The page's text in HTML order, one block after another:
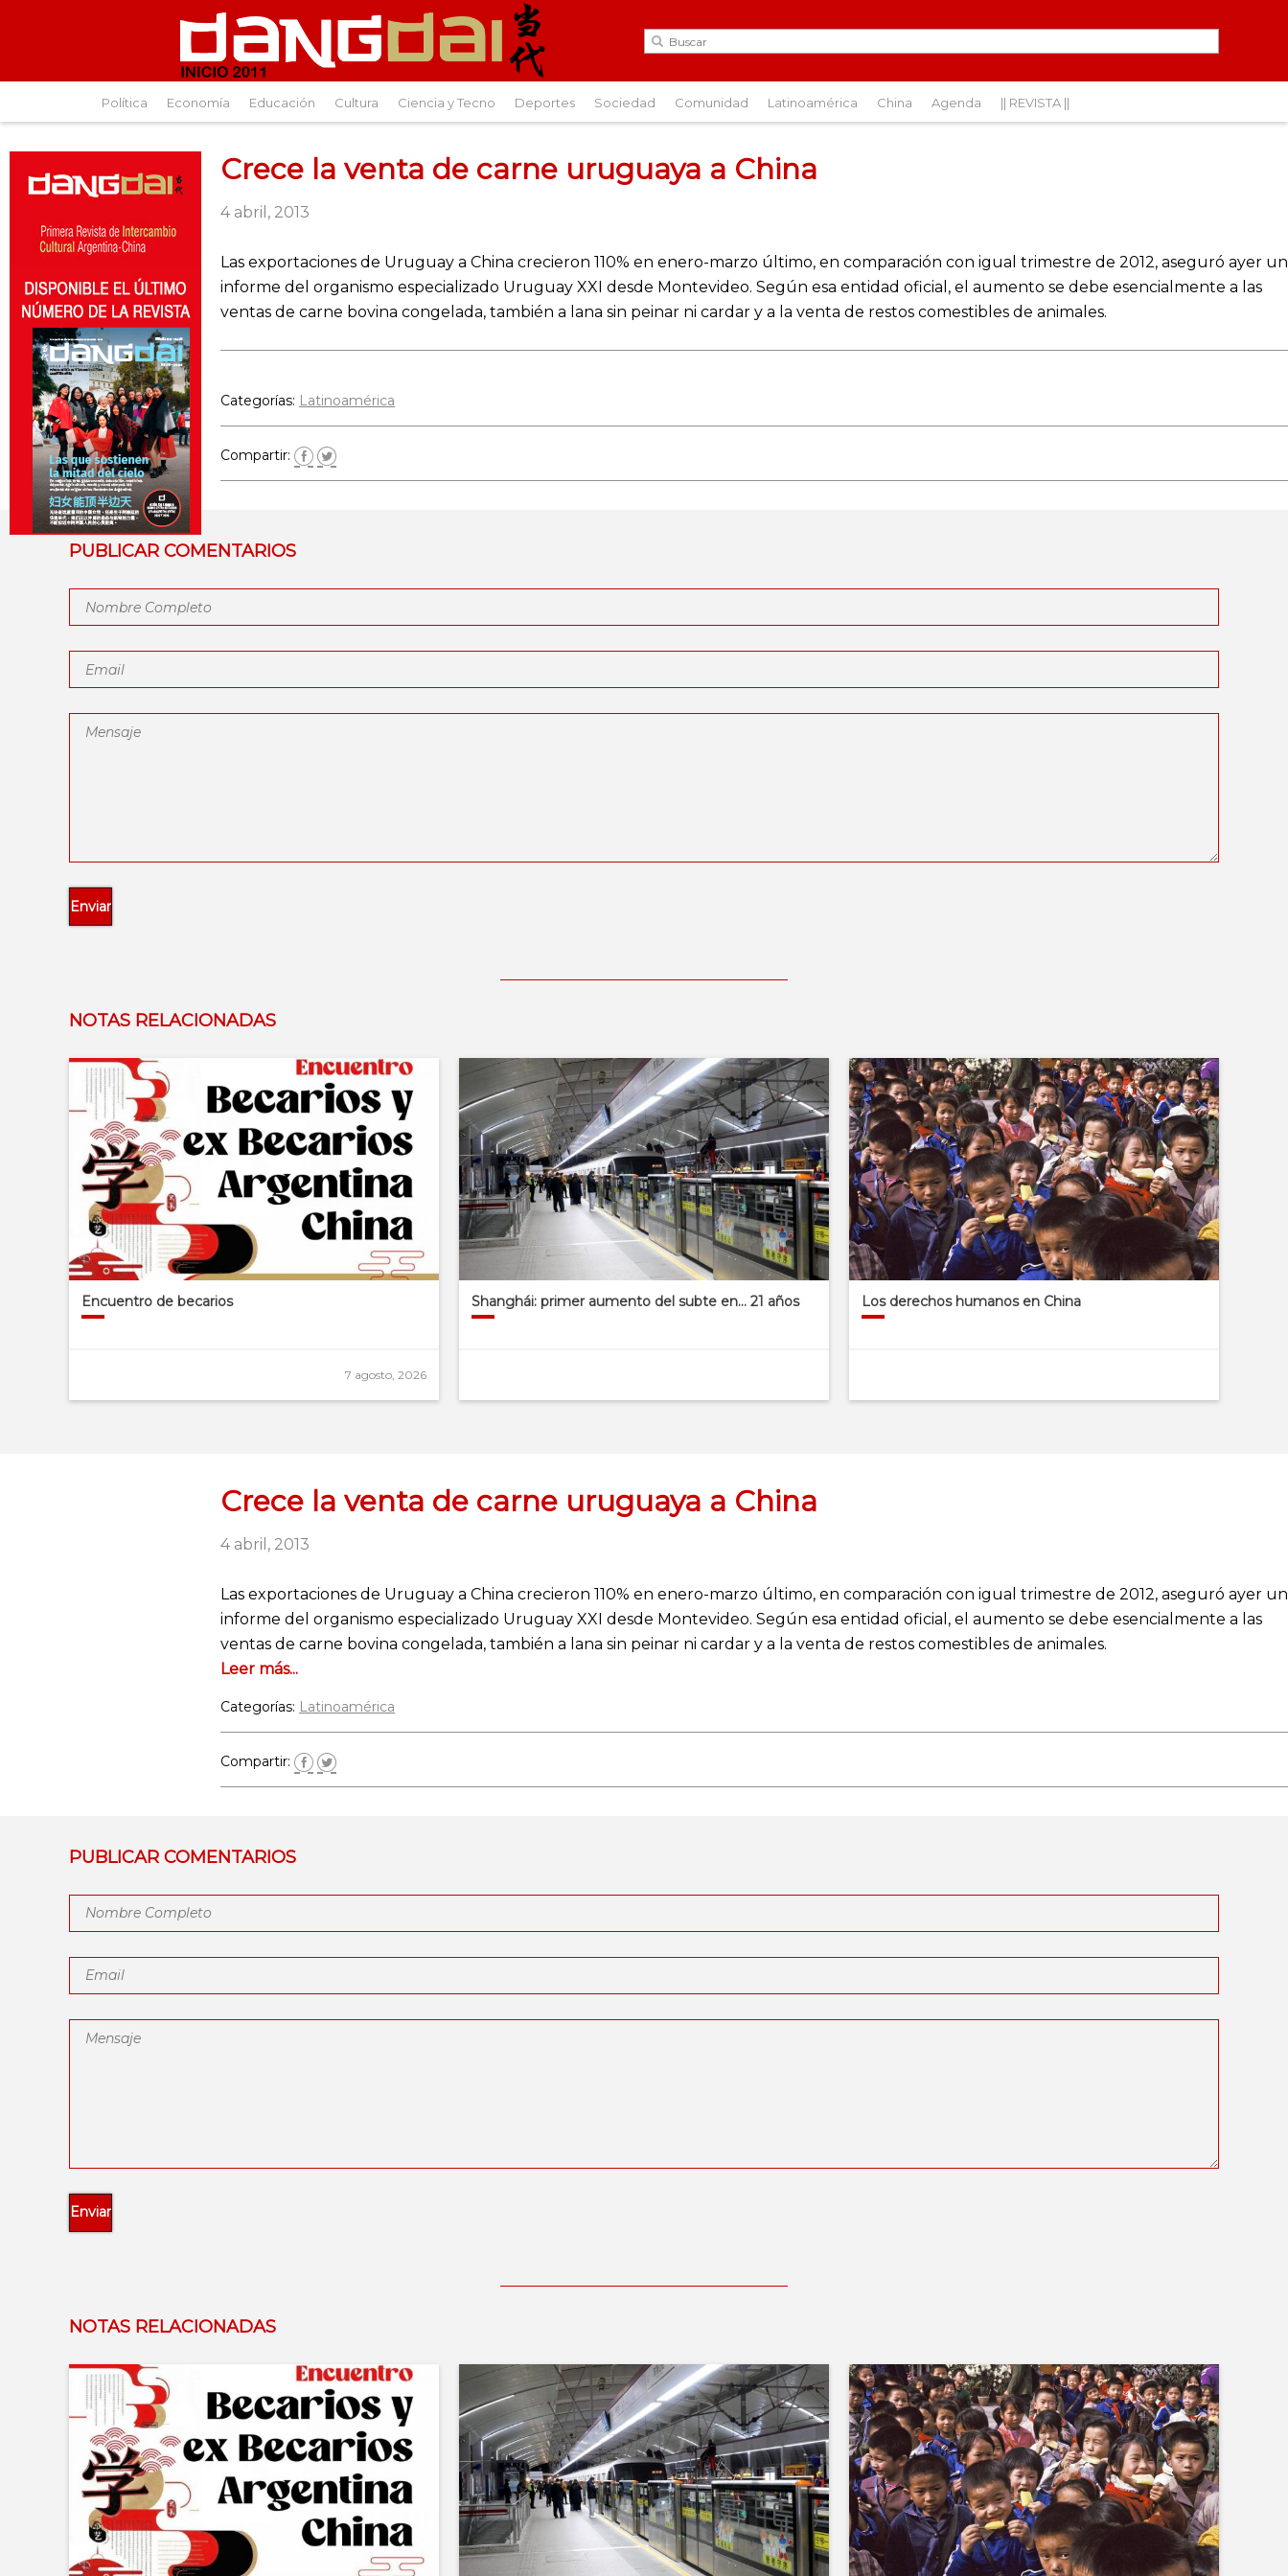
Política Economía Educación Cultura Ciencia y Tecno Deportes Sociedad Comunidad Latinoamérica China Agenda || REVISTA ||
Crece la venta de carne uruguaya a China
4 abril, 2013
Las exportaciones de Uruguay a China crecieron 110% en enero-marzo último, en comparación con igual trimestre de 2012, aseguró ayer un
informe del organismo especializado Uruguay XXI desde Montevideo. Según esa entidad oficial, el aumento se debe esencialmente a las
ventas de carne bovina congelada, también a lana sin peinar ni cardar y a la venta de restos comestibles de animales.
Categorías: Latinoamérica
Compartir:
PUBLICAR COMENTARIOS
NOTAS RELACIONADAS
Encuentro de becarios
7 agosto, 2026
Shanghái: primer aumento del subte en… 21 años Los derechos humanos en China
Crece la venta de carne uruguaya a China
4 abril, 2013
Las exportaciones de Uruguay a China crecieron 110% en enero-marzo último, en comparación con igual trimestre de 2012, aseguró ayer un
informe del organismo especializado Uruguay XXI desde Montevideo. Según esa entidad oficial, el aumento se debe esencialmente a las
ventas de carne bovina congelada, también a lana sin peinar ni cardar y a la venta de restos comestibles de animales.
Leer más...
Categorías: Latinoamérica
Compartir:
PUBLICAR COMENTARIOS
NOTAS RELACIONADAS